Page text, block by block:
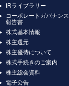
IRライブラリー
コーポレートガバナンス
報告書
株式基本情報
株主還元
株主優待について
株式手続きのご案内
株主総会資料
電子公告